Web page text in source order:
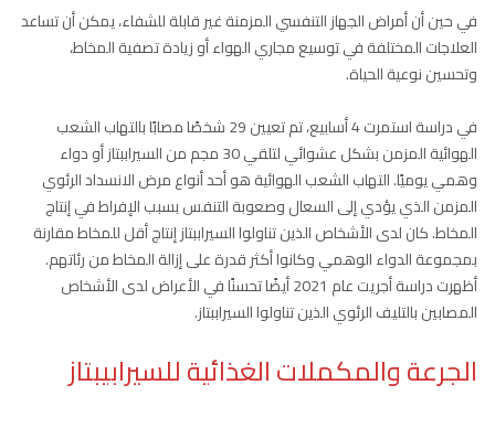
في حين أن أمراض الجهاز التنفسي المزمنة غير قابلة للشفاء، يمكن أن تساعد
العلاجات المختلفة في توسيع مجاري الهواء أو زيادة تصفية المخاط،
وتحسين نوعية الحياة.
في دراسة استمرت 4 أسابيع، تم تعيين 29 شخصًا مصابًا بالتهاب الشعب
الهوائية المزمن بشكل عشوائي لتلقي 30 مجم من السيراببتاز أو دواء
وهمي يوميًا. التهاب الشعب الهوائية هو أحد أنواع مرض الانسداد الرئوي
المزمن الذي يؤدي إلى السعال وصعوبة التنفس بسبب الإفراط في إنتاج
المخاط. كان لدى الأشخاص الذين تناولوا السيراببتاز إنتاج أقل للمخاط مقارنة
بمجموعة الدواء الوهمي وكانوا أكثر قدرة على إزالة المخاط من رئاتهم.
أظهرت دراسة أجريت عام 2021 أيضًا تحسنًا في الأعراض لدى الأشخاص
المصابين بالتليف الرئوي الذين تناولوا السيراببتاز.
الجرعة والمكملات الغذائيةللسيرابيبتاز